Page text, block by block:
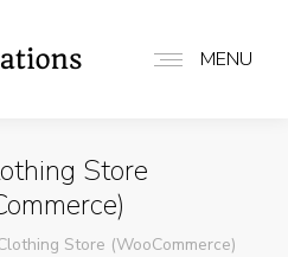
MENU
Store
Store (WooCommerce)